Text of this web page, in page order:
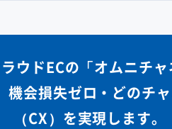
ウドECの「オムニチ
機会損失ゼロ・どのチ
（CX）を実現します。